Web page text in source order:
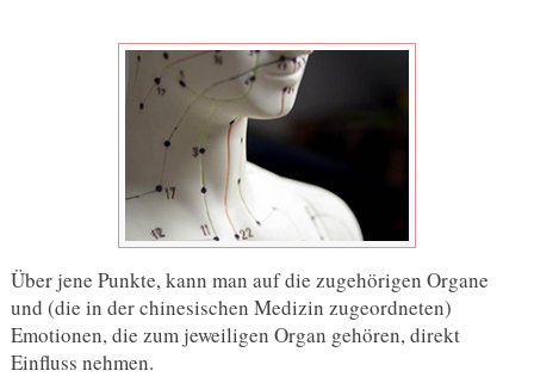
Über jene Punkte, kann man auf die zugehörigen Organe
und (die in der chinesischen Medizin zugeordneten)
Emotionen, die zum jeweiligen Organ gehören, direkt
Einfluss nehmen.